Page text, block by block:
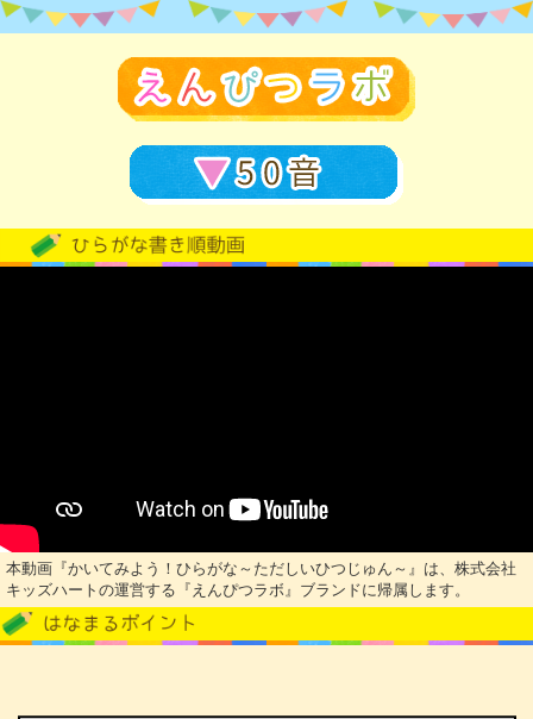
本動画『かいてみよう！ひらがな～ただしいひつじゅん～』は、株式会社
キッズハートの運営する『えんぴつラボ』ブランドに帰属します。